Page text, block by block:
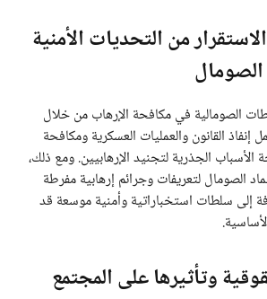
من التحديات الأمنية
الصومالية في مكافحة الإرهاب من خلال
القانون والعمليات العسكرية ومكافحة
الأسباب الجذرية لتجنيد الإرهابيين. ومع ذلك،
الصومال لتعريفات وجرائم إرهابية مفرطة
إلى سلطات استخباراتية وأمنية موسعة قد
وتأثيرها على المجتمع